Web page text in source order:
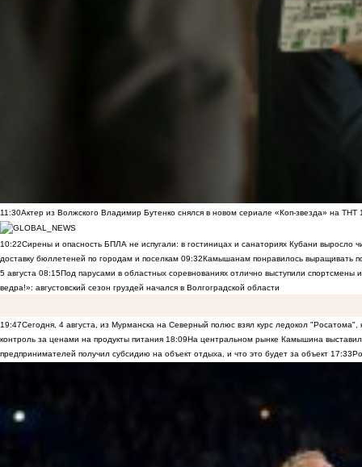
11:30Актер из Волжского Владимир Бутенко снялся в новом сериале «Коп-звезда» на ТНТ
10:22Сирены и опасность БПЛА не испугали: в гостиницах и санаториях Кубани выросло
доставку бюллетеней по городам и поселкам 09:32Камышанам понравилось выращивать
5 августа 08:15Под парусами в областных соревнованиях отлично выступили спортсмены
ведра!»: августовский сезон груздей начался в Волгоградской области
19:47Сегодня, 4 августа, из Мурманска на Северный полюс взял курс ледокол
контроль за ценами на продукты питания 18:09На центральном рынке Камышина
предпринимателей получил субсидию на объект отдыха, и что это будет за объект 17:33